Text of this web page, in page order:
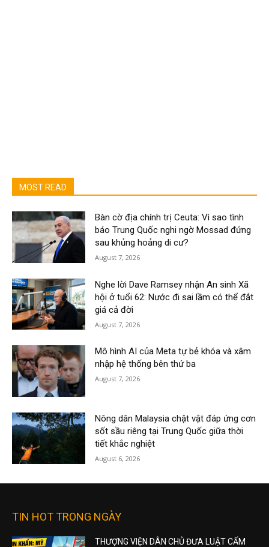
MOST READ
Bàn cờ địa chính trị Ceuta: Vì sao tình
báo Trung Quốc nghi ngờ Mossad đứng
sau khủng hoảng di cư?
August 7, 2026
Nghe lời Dave Ramsey nhận An sinh Xã
hội ở tuổi 62: Nước đi sai lầm có thể đắt
giá cả đời
August 7, 2026
Mô hình AI của Meta tự bẻ khóa và xâm
nhập hệ thống bên thứ ba
August 7, 2026
Nông dân Malaysia chật vật đáp ứng cơn
sốt sầu riêng tại Trung Quốc giữa thời
tiết khắc nghiệt
August 6, 2026
TIN HOT TRONG NGÀY
THƯỢNG VIỆN DÂN CHỦ ĐƯA LUẬT CẤM